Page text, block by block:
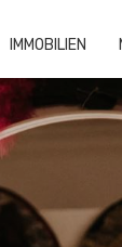
IMMOBILIEN